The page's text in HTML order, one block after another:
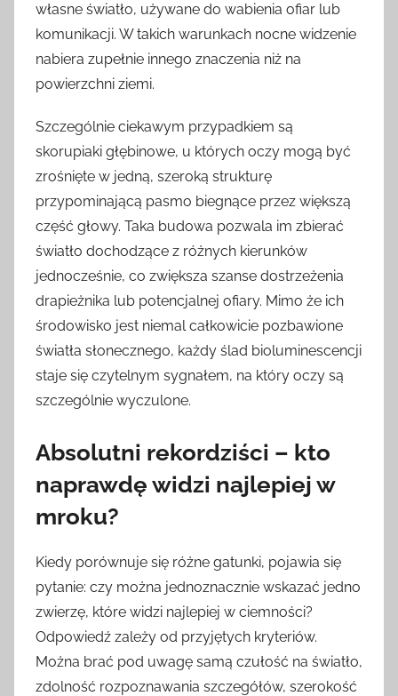
własne światło, używane do wabienia ofiar lub
komunikacji. W takich warunkach nocne widzenie
nabiera zupełnie innego znaczenia niż na
powierzchni ziemi.
Szczególnie ciekawym przypadkiem są
skorupiaki głębinowe, u których oczy mogą być
zrośnięte w jedną, szeroką strukturę
przypominającą pasmo biegnące przez większą
część głowy. Taka budowa pozwala im zbierać
światło dochodzące z różnych kierunków
jednocześnie, co zwiększa szanse dostrzeżenia
drapieżnika lub potencjalnej ofiary. Mimo że ich
środowisko jest niemal całkowicie pozbawione
światła słonecznego, każdy ślad bioluminescencji
staje się czytelnym sygnałem, na który oczy są
szczególnie wyczulone.
Absolutni rekordziści – kto
naprawdę widzi najlepiej w
mroku?
Kiedy porównuje się różne gatunki, pojawia się
pytanie: czy można jednoznacznie wskazać jedno
zwierzę, które widzi najlepiej w ciemności?
Odpowiedź zależy od przyjętych kryteriów.
Można brać pod uwagę samą czułość na światło,
zdolność rozpoznawania szczegółów, szerokość